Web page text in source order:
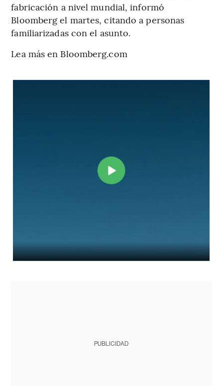
fabricación a nivel mundial, informó
Bloomberg el martes, citando a personas
familiarizadas con el asunto.
Lea más en Bloomberg.com
PUBLICIDAD